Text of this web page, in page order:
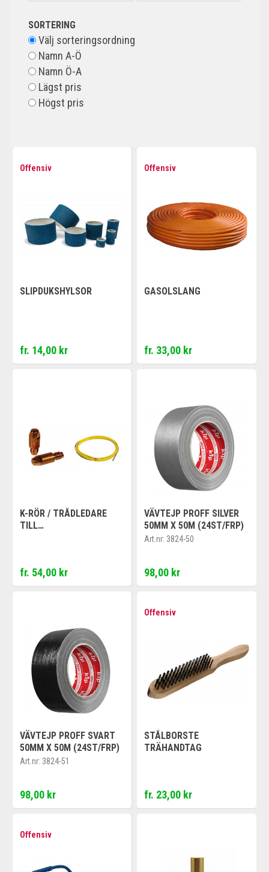
SORTERING
Välj sorteringsordning
Namn A-Ö
Namn Ö-A
Lägst pris
Högst pris
Offensiv
SLIPDUKSHYLSOR
fr. 14,00 kr
Offensiv
GASOLSLANG
fr. 33,00 kr
K-RÖR / TRÅDLEDARE
TILL
fr. 54,00 kr
VÄVTEJP PROFF SILVER
50MM X 50M (24ST/FRP)
Art.nr: 3824-50
98,00 kr
VÄVTEJP PROFF SVART
50MM X 50M (24ST/FRP)
Art.nr: 3824-51
98,00 kr
Offensiv
STÅLBORSTE
TRÄHANDTAG
fr. 23,00 kr
Offensiv